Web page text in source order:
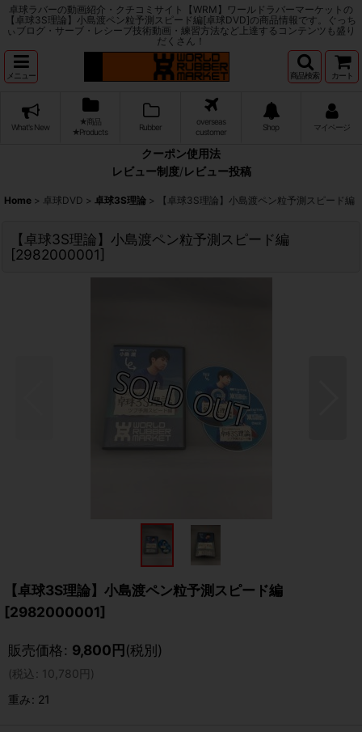
卓球ラバーの動画紹介・クチコミサイト【WRM】ワールドラバーマーケットの
【卓球3S理論】小島渡ペン粒予測スピード編[卓球DVD]の商品情報です。ぐっち
ぃブログ・サーブ・レシーブ技術動画・練習方法など上達するコンテンツも盛り
だくさん！
メニュー 商品検索 カート
What's New
★商品
★Products
Rubber
overseas
customer
Shop マイページ
クーポン使用法
レビュー制度/レビュー投稿
Home > 卓球DVD > 卓球3S理論 > 【卓球3S理論】小島渡ペン粒予測スピード編
【卓球3S理論】小島渡ペン粒予測スピード編
[2982000001]
【卓球3S理論】小島渡ペン粒予測スピード編
[2982000001]
販売価格: 9,800円(税別)
(税込 : 10,780円 )
重み: 21